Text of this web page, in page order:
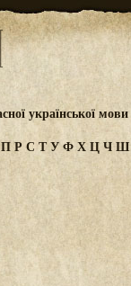
української мови
ПРС ТУФХЦЧШ